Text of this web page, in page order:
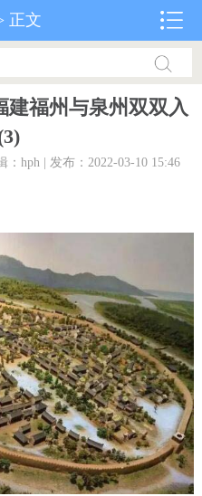
正文
建福州与泉州双双入
：hph | 发布：2022-03-10 15:46